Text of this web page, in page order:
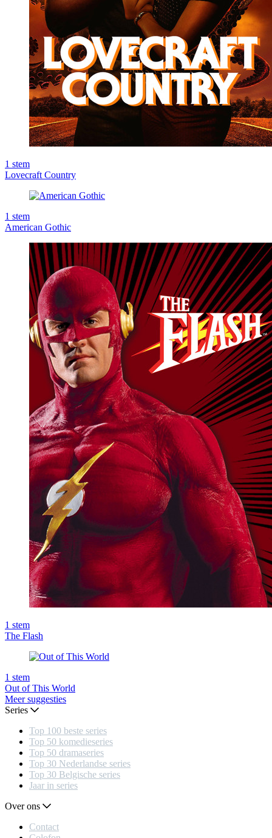
1 stem
Lovecraft Country
1 stem
American Gothic
1 stem
The Flash
1 stem
Out of This World
Meer suggesties
Series
Top 100 beste series
Top 50 komedieseries
Top 50 dramaseries
Top 30 Nederlandse series
Top 30 Belgische series
Jaar in series
Over ons
Contact